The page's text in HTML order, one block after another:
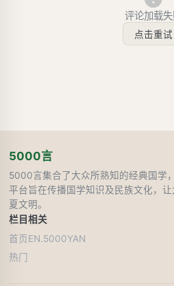
评论加载
点击重试
5000言
5000言集合了大众所熟知的经典国学
平台旨在传播国学知识及民族文化，
夏文明。
栏目
首页
热门
相关
EN.5000YAN